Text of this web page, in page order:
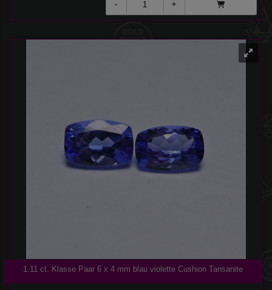
1.11 ct. Klasse Paar 6 x 4 mm blau violette Cushion Tansanite